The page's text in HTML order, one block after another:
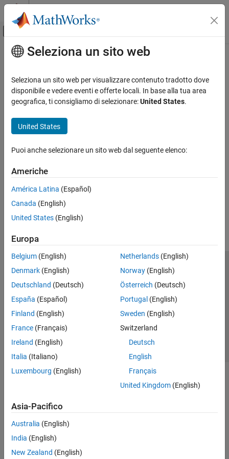
Vai al contenuto
Attiva/disattiva menu di navigazione
Pagina iniziale della documentazione
Contenuto principale
Seleziona un sito web
Seleziona un sito web per visualizzare contenuto tradotto dove
disponibile e vedere eventi e offerte locali. In base alla tua area
geografica, ti consigliamo di selezionare:United States.
United States
Puoi anche selezionare un sito web dal seguente elenco:
Americhe
América Latina (Español)
Canada (English)
United States (English)
Europa
Belgium (English)
Denmark (English)
Deutschland (Deutsch)
España (Español)
Finland (English)
France (Français)
Ireland (English)
Italia (Italiano)
Luxembourg (English)
Netherlands(English)
Norway(English)
Österreich (Deutsch)
Portugal (English)
Sweden (English)
Switzerland
Deutsch
English
Français
United Kingdom(English)
Asia-Pacifico
Australia (English)
India (English)
New Zealand (English)
Centro di fiducia
Informativa sulla privacy
Antipirateria
Stato dell'applicazione
Contatti
© 1994-2026 The MathWorks, Inc.